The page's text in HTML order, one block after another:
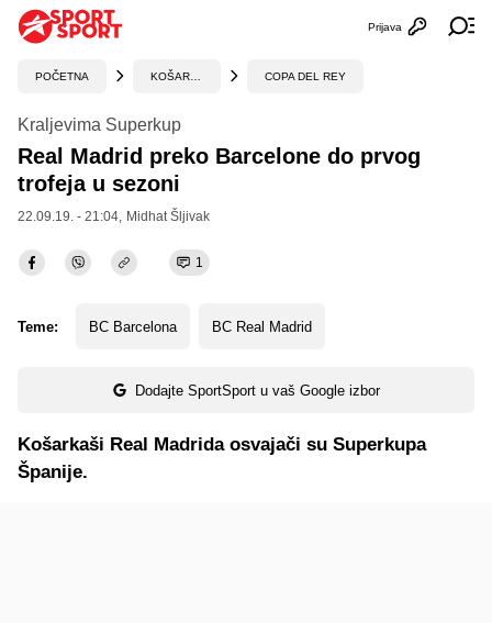
Otvori
Prijava
POČETNA COPA DEL REY
Kraljevima Superkup
Real Madrid preko Barcelone do prvog
trofeja u sezoni
22.09.19. - 21:04, Midhat Šljivak
1
Teme: BC Barcelona BC Real Madrid
Dodajte SportSport u vaš Google izbor
Košarkaši Real Madrida osvajači su Superkupa
Španije.